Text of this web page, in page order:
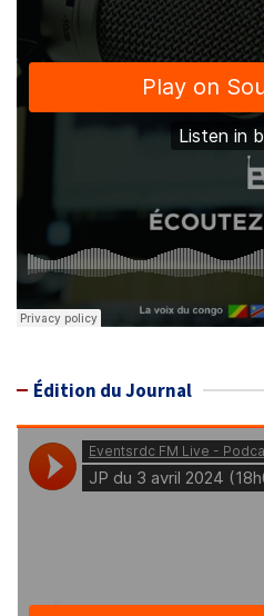
Édition du Journal